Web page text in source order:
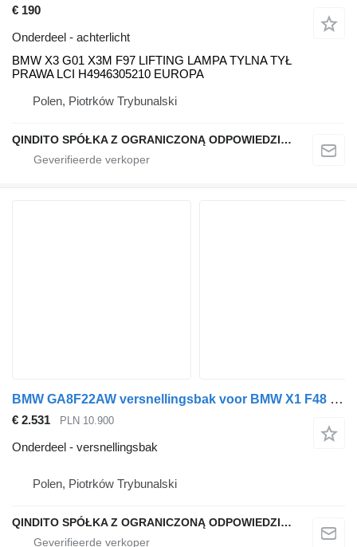
€ 190
Onderdeel - achterlicht
BMW X3 G01 X3M F97 LIFTING LAMPA TYLNA TYŁ
PRAWA LCI H4946305210 EUROPA
Polen, Piotrków Trybunalski
QINDITO SPÓŁKA Z OGRANICZONĄ ODPOWIEDZIALNOŚCIĄ
BMW GA8F22AW versnellingsbak voor BMW X1 F48 auto
€ 2.531 PLN 10.900
Onderdeel - versnellingsbak
Polen, Piotrków Trybunalski
QINDITO SPÓŁKA Z OGRANICZONĄ ODPOWIEDZIALNOŚCIĄ